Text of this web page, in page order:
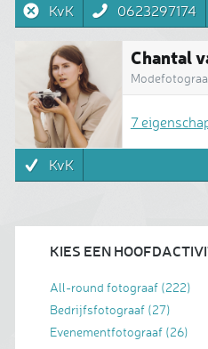
KvK 0623297174
Chantal
7
KvK
KIES EEN
All-round fotograaf (222)
Bedrijfsfotograaf (27)
Evenementfotograaf (26)